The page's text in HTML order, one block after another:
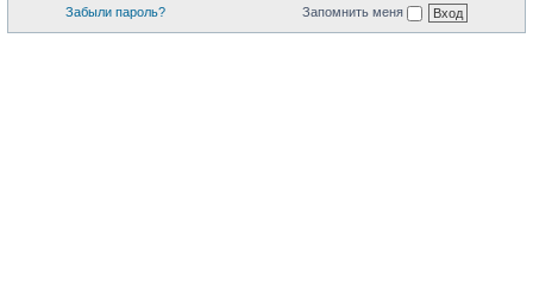
Забыли пароль? Запомнить меня